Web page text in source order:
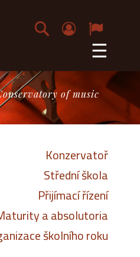
☰
of music
Konzervatoř
Střední škola
Přijímací řízení
a absolutoria
školního roku